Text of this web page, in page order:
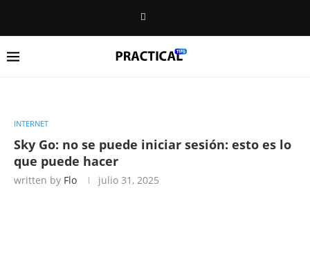
INTERNET
Sky Go: no se puede iniciar sesión: esto es lo
que puede hacer
written by Flo julio 31, 2025